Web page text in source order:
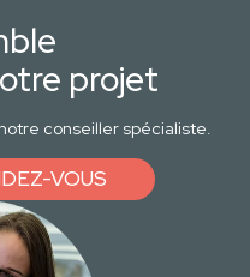
projet
conseiller spécialiste.
VOUS